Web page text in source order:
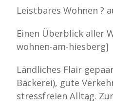
Leistbares Wohnen ?
Einen Überblick aller
wohnen-am-hiesberg]
Ländliches Flair
Bäckerei), gute
stressfreien Alltag.